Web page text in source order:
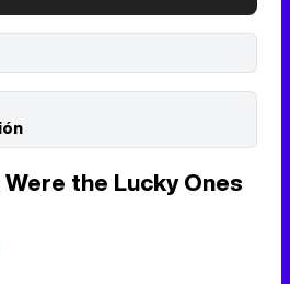
'120 Minutos' celebra sus 2.000 programas en Telemadrid con un vídeo del día a día en la redacción
Tráiler de '33 días', la nueva serie de Atresplayer con Julián Villagrán y José Manuel Poga
Were the Lucky Ones